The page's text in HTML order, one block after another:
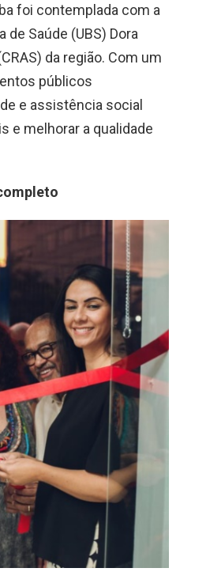
foi contemplada com a
Saúde (UBS) Dora
da região. Com um
públicos
e assistência social
e melhorar a qualidade